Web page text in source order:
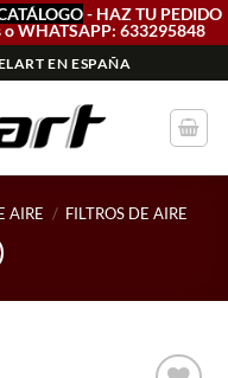
- HAZ TU PEDIDO
o WHATSAPP: 633295848
EN ESPAÑA
AIRE / FILTROS DE AIRE